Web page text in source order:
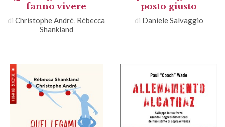
fanno vivere
di Christophe André, Rébecca
Shankland
posto giusto
di Daniele Salvaggio